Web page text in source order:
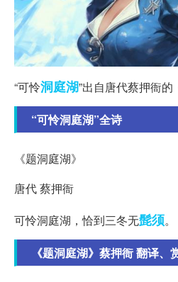
“可怜洞庭湖”出自唐代蔡押衙的
“可怜洞庭湖”全诗
《题洞庭湖》
唐代 蔡押衙
可怜洞庭湖，恰到三冬无髭须。
《题洞庭湖》蔡押衙 翻译、